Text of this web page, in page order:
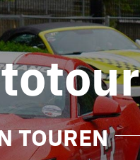
TOUREN